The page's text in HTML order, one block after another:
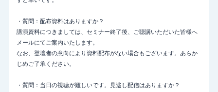
・質問：配布資料はありますか？
講演資料につきましては、セミナー終了後、ご聴講いただいた皆様へ
メールにてご案内いたします。
なお、登壇者の意向により資料配布がない場合もございます。あらか
じめご了承ください。
・質問：当日の視聴が難しいです。見逃し配信はありますか？